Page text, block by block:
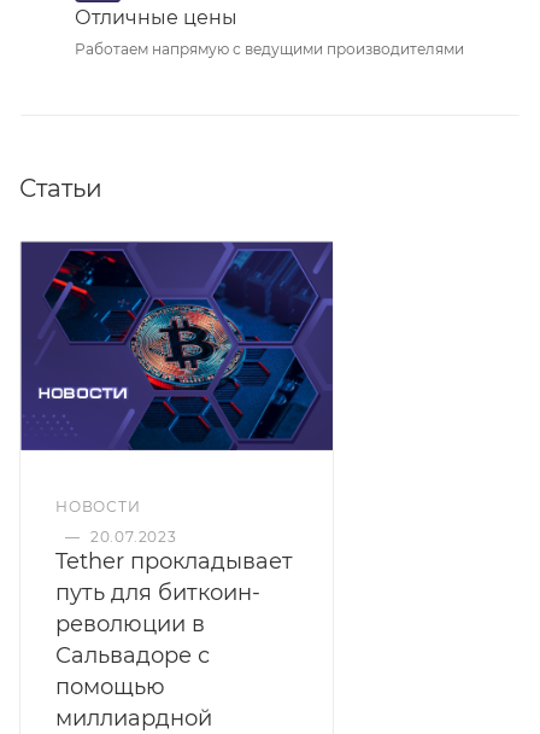
Отличные цены
Работаем напрямую с ведущими производителями
Статьи
НОВОСТИ
— 20.07.2023
Tether прокладывает
путь для биткоин-
революции в
Сальвадоре с
помощью
миллиардной